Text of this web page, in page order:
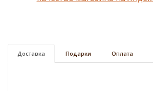
Доставка Подарки Оплата